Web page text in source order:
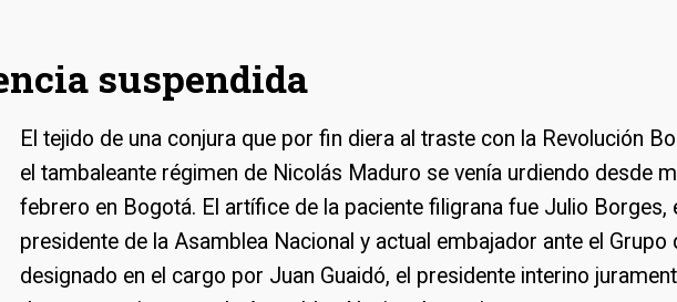
suspendida
El tejido de una conjura que por fin diera al traste con la Revolución
el tambaleante régimen de Nicolás Maduro se venía urdiendo desde
febrero en Bogotá. El artífice de la paciente filigrana fue Julio Borges,
presidente de la Asamblea Nacional y actual embajador ante el Grupo
designado en el cargo por Juan Guaidó, el presidente interino